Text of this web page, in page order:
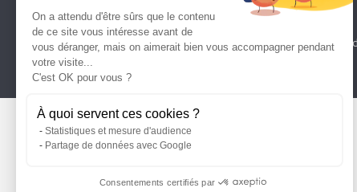
Plan
On a attendu d'être sûrs que le contenu
de ce site vous intéresse avant de
vous déranger, mais on aimerait bien vous accompagner pendant
votre visite...
C'est OK pour vous ?
À quoi servent ces cookies ?
Statistiques et mesure d'audience
Partage de données avec Google
Consentements certifiés par